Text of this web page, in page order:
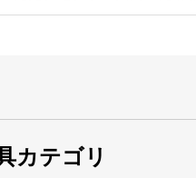
カテゴリ